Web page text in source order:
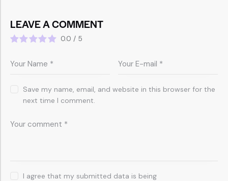
LEAVE A COMMENT
0.0 / 5
Save my name, email, and website in this browser for the
next time I comment.
I agree that my submitted data is being